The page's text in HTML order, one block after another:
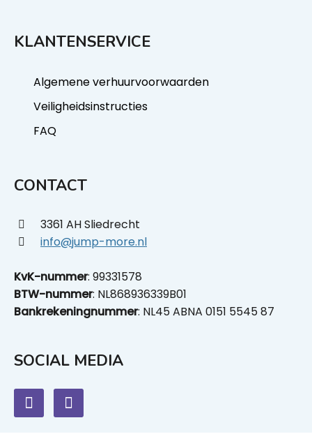
KLANTENSERVICE
Algemene verhuurvoorwaarden
Veiligheidsinstructies
FAQ
CONTACT
3361 AH Sliedrecht
info@jump-more.nl
KvK-nummer: 99331578
BTW-nummer: NL868936339B01
Bankrekeningnummer: NL45 ABNA 0151 5545 87
SOCIAL MEDIA